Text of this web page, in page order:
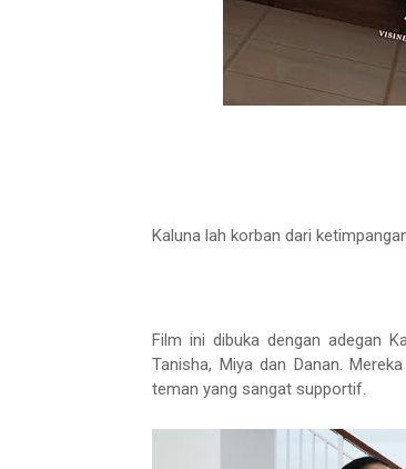
Kaluna lah korban dari
Film ini dibuka dengan adegan
Tanisha, Miya dan Danan.
teman yang sangat supportif.